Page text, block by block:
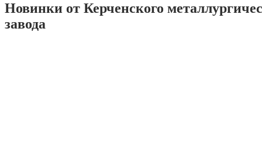
Новинки от Керченского
завода